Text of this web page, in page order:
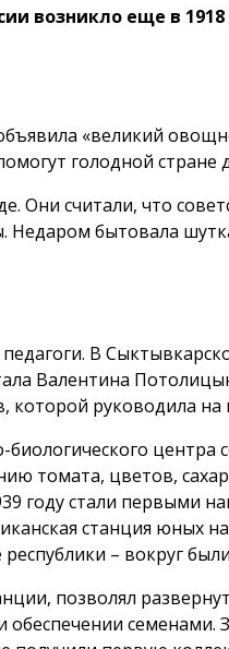
возникло еще в
«великий
голодной
Они считали, что
бытовала
В
Валентина
руководила на
биологического
томата, цветов,
году стали первыми
станция
– вокруг
позволял
обеспечении